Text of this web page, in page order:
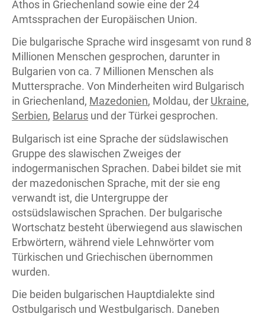
Athos in Griechenland sowie eine der 24
Amtssprachen der Europäischen Union.
Die bulgarische Sprache wird insgesamt von rund 8
Millionen Menschen gesprochen, darunter in
Bulgarien von ca. 7 Millionen Menschen als
Muttersprache. Von Minderheiten wird Bulgarisch
in Griechenland, Mazedonien, Moldau, der Ukraine,
Serbien, Belarus und der Türkei gesprochen.
Bulgarisch ist eine Sprache der südslawischen
Gruppe des slawischen Zweiges der
indogermanischen Sprachen. Dabei bildet sie mit
der mazedonischen Sprache, mit der sie eng
verwandt ist, die Untergruppe der
ostsüdslawischen Sprachen. Der bulgarische
Wortschatz besteht überwiegend aus slawischen
Erbwörtern, während viele Lehnwörter vom
Türkischen und Griechischen übernommen
wurden.
Die beiden bulgarischen Hauptdialekte sind
Ostbulgarisch und Westbulgarisch. Daneben